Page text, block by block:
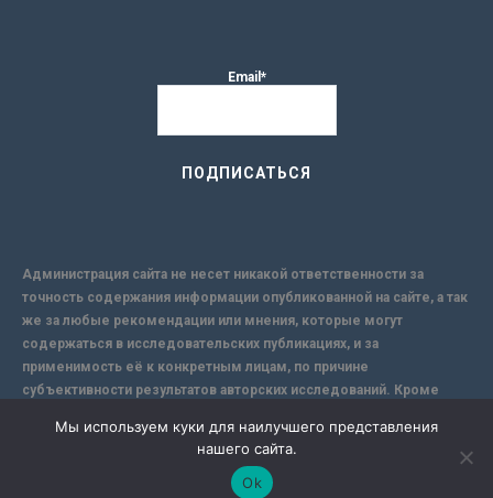
Email*
Администрация сайта не несет никакой ответственности за
точность содержания информации опубликованной на сайте, а так
же за любые рекомендации или мнения, которые могут
содержаться в исследовательских публикациях, и за
применимость её к конкретным лицам, по причине
субъективности результатов авторских исследований. Кроме
надежной защиты информации, Сайт не несет ответственности за
Мы используем куки для наилучшего представления
нашего сайта.
Ok